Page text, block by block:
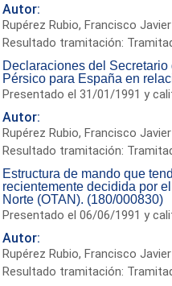
Autor:
Rupérez Rubio, Francisco
Resultado tramitación:
Declaraciones del
Pérsico para España en
Presentado el 31/01/1991 y
Autor:
Rupérez Rubio, Francisco
Resultado tramitación:
Estructura de mando que
recientemente decidida por
Norte (OTAN). (180/000830)
Presentado el 06/06/1991 y
Autor:
Rupérez Rubio, Francisco
Resultado tramitación: